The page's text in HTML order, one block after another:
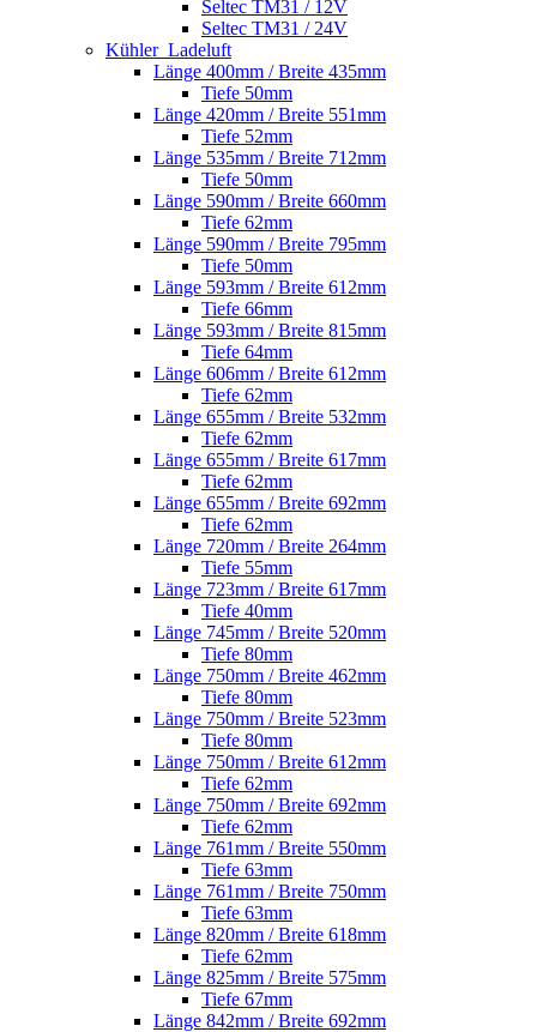
Seltec TM31 / 12V
Seltec TM31 / 24V
Kühler_Ladeluft
Länge 400mm / Breite 435mm
Tiefe 50mm
Länge 420mm / Breite 551mm
Tiefe 52mm
Länge 535mm / Breite 712mm
Tiefe 50mm
Länge 590mm / Breite 660mm
Tiefe 62mm
Länge 590mm / Breite 795mm
Tiefe 50mm
Länge 593mm / Breite 612mm
Tiefe 66mm
Länge 593mm / Breite 815mm
Tiefe 64mm
Länge 606mm / Breite 612mm
Tiefe 62mm
Länge 655mm / Breite 532mm
Tiefe 62mm
Länge 655mm / Breite 617mm
Tiefe 62mm
Länge 655mm / Breite 692mm
Tiefe 62mm
Länge 720mm / Breite 264mm
Tiefe 55mm
Länge 723mm / Breite 617mm
Tiefe 40mm
Länge 745mm / Breite 520mm
Tiefe 80mm
Länge 750mm / Breite 462mm
Tiefe 80mm
Länge 750mm / Breite 523mm
Tiefe 80mm
Länge 750mm / Breite 612mm
Tiefe 62mm
Länge 750mm / Breite 692mm
Tiefe 62mm
Länge 761mm / Breite 550mm
Tiefe 63mm
Länge 761mm / Breite 750mm
Tiefe 63mm
Länge 820mm / Breite 618mm
Tiefe 62mm
Länge 825mm / Breite 575mm
Tiefe 67mm
Länge 842mm / Breite 692mm